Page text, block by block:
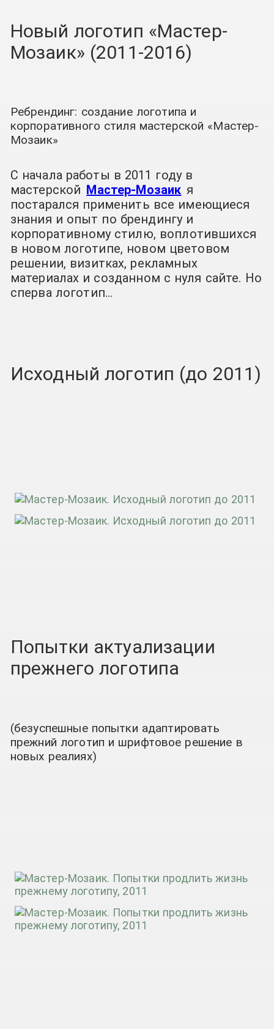
Новый логотип «Мастер-
Мозаик» (2011-2016)
Ребрендинг: создание логотипа и
корпоративного стиля мастерской «Мастер-
Мозаик»
С начала работы в 2011 году в
мастерской Мастер-Мозаик я
постарался применить все имеющиеся
знания и опыт по брендингу и
корпоративному стилю, воплотившихся
в новом логотипе, новом цветовом
решении, визитках, рекламных
материалах и созданном с нуля сайте. Но
сперва логотип…
Исходный логотип (до 2011)
Попытки актуализации
прежнего логотипа
(безуспешные попытки адаптировать
прежний логотип и шрифтовое решение в
новых реалиях)